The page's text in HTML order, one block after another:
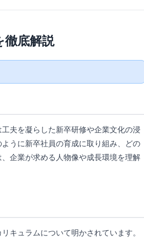
徹底解説
夫を凝らした新卒研修や企業文化の浸
うに新卒社員の育成に取り組み、どの
企業が求める人物像や成長環境を理解
キュラムについて明かされています。